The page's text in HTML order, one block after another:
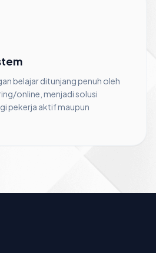
belajar ditunjang penuh oleh
online, menjadi solusi
pekerja aktif maupun